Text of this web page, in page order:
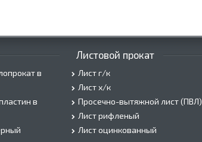
в
в
Листовой прокат
Лист г/к
Лист х/к
Просечно-вытяжной лист (ПВЛ)
Лист рифленый
Лист оцинкованный